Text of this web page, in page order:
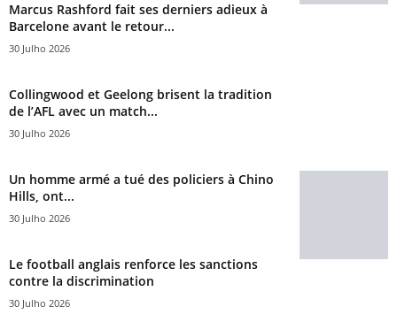
Marcus Rashford fait ses derniers adieux à
Barcelone avant le retour...
30 Julho 2026
Collingwood et Geelong brisent la tradition
de l’AFL avec un match...
30 Julho 2026
Un homme armé a tué des policiers à Chino
Hills, ont...
30 Julho 2026
Le football anglais renforce les sanctions
contre la discrimination
30 Julho 2026